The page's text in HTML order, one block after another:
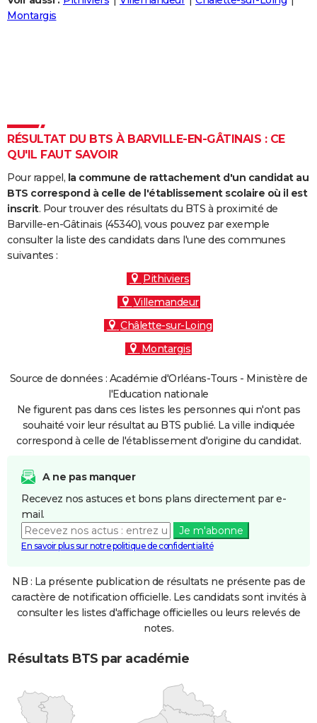
Destinations
City break
Voyage nature
Voyage de noces
Forum
Climat
+
PHOTO
Carte de Noël
Carte Bonne année
Carte Saint-Valentin
Carte Pâques
Carte d'anniversaire
DICTIONNAIRE
Dictionnaire
Biographies
Citations
Expressions
Proverbes
PROGRAMME TV
COPAINS D'AVANT
S'inscrire
Se connecter
Lycées
Collèges
Primaires
Universités
Entreprises
Service militaire
Avis de recherche
AVIS DE DÉCÈS
FORUM
Montargis
RÉSULTAT DU BTS À BARVILLE-EN-GÂTINAIS : CE
QU'IL FAUT SAVOIR
Pour rappel, la commune de rattachement d'un candidat au
BTS correspond à celle de l'établissement scolaire où il est
inscrit. Pour trouver des résultats du BTS à proximité de
Barville-en-Gâtinais (45340), vous pouvez par exemple
consulter la liste des candidats dans l'une des communes
suivantes :
Pithiviers
Villemandeur
Châlette-sur-Loing
Montargis
Source de données : Académie d'Orléans-Tours - Ministère de
l'Education nationale
Ne figurent pas dans ces listes les personnes qui n'ont pas
souhaité voir leur résultat au BTS publié. La ville indiquée
correspond à celle de l'établissement d'origine du candidat.
A ne pas manquer
Recevez nos astuces et bons plans directement par e-
mail.
Je m'abonne
En savoir plus sur notre politique de confidentialité
NB : La présente publication de résultats ne présente pas de
caractère de notification officielle. Les candidats sont invités à
consulter les listes d'affichage officielles ou leurs relevés de
notes.
Résultats BTS par académie